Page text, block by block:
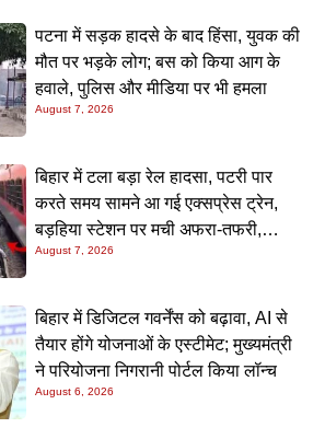
पटना में सड़क हादसे के बाद हिंसा, युवक की
मौत पर भड़के लोग; बस को किया आग के
हवाले, पुलिस और मीडिया पर भी हमला
August 7, 2026
बिहार में टला बड़ा रेल हादसा, पटरी पार
करते समय सामने आ गई एक्सप्रेस ट्रेन,
बड़हिया स्टेशन पर मची अफरा-तफरी,
यात्रियों की लापरवाही आई सामने
August 7, 2026
बिहार में डिजिटल गवर्नेंस को बढ़ावा, AI से
तैयार होंगे योजनाओं के एस्टीमेट; मुख्यमंत्री
ने परियोजना निगरानी पोर्टल किया लॉन्च
August 6, 2026